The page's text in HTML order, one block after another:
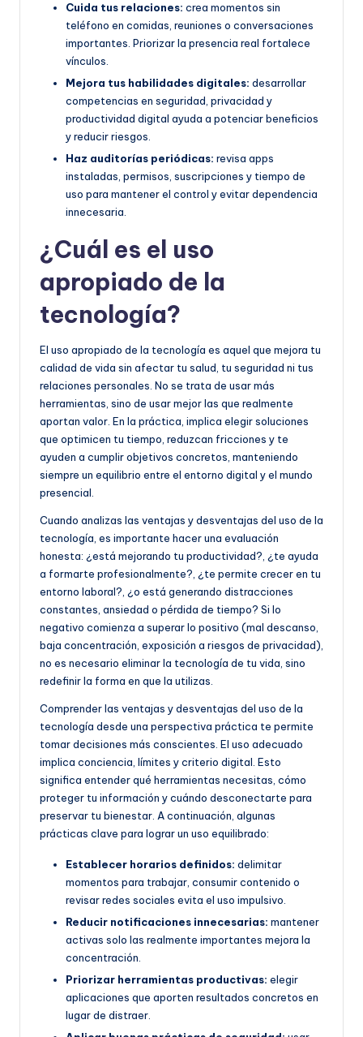
Cuida tus relaciones: crea momentos sin
teléfono en comidas, reuniones o conversaciones
importantes. Priorizar la presencia real fortalece
vínculos.
Mejora tus habilidades digitales: desarrollar
competencias en seguridad, privacidad y
productividad digital ayuda a potenciar beneficios
y reducir riesgos.
Haz auditorías periódicas: revisa apps
instaladas, permisos, suscripciones y tiempo de
uso para mantener el control y evitar dependencia
innecesaria.
¿Cuál es el uso
apropiado de la
tecnología?
El uso apropiado de la tecnología es aquel que mejora tu
calidad de vida sin afectar tu salud, tu seguridad ni tus
relaciones personales. No se trata de usar más
herramientas, sino de usar mejor las que realmente
aportan valor. En la práctica, implica elegir soluciones
que optimicen tu tiempo, reduzcan fricciones y te
ayuden a cumplir objetivos concretos, manteniendo
siempre un equilibrio entre el entorno digital y el mundo
presencial.
Cuando analizas las ventajas y desventajas del uso de la
tecnología, es importante hacer una evaluación
honesta: ¿está mejorando tu productividad?, ¿te ayuda
a formarte profesionalmente?, ¿te permite crecer en tu
entorno laboral?, ¿o está generando distracciones
constantes, ansiedad o pérdida de tiempo? Si lo
negativo comienza a superar lo positivo (mal descanso,
baja concentración, exposición a riesgos de privacidad),
no es necesario eliminar la tecnología de tu vida, sino
redefinir la forma en que la utilizas.
Comprender las ventajas y desventajas del uso de la
tecnología desde una perspectiva práctica te permite
tomar decisiones más conscientes. El uso adecuado
implica conciencia, límites y criterio digital. Esto
significa entender qué herramientas necesitas, cómo
proteger tu información y cuándo desconectarte para
preservar tu bienestar. A continuación, algunas
prácticas clave para lograr un uso equilibrado:
Establecer horarios definidos: delimitar
momentos para trabajar, consumir contenido o
revisar redes sociales evita el uso impulsivo.
Reducir notificaciones innecesarias: mantener
activas solo las realmente importantes mejora la
concentración.
Priorizar herramientas productivas: elegir
aplicaciones que aporten resultados concretos en
lugar de distraer.